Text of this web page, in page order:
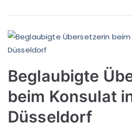
Beglaubigte
beim Konsulat
Düsseldorf